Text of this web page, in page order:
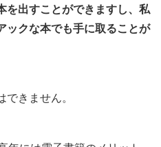
を出すことができますし、私
ックな本でも手に取ることが
できません。